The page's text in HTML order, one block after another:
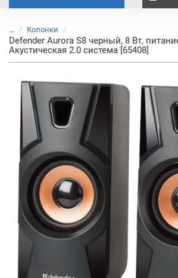
... Колонки
Defender Aurora S8 черный, 8 Вт,
Акустическая 2.0 система [65408]